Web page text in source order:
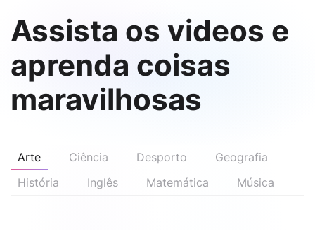
Assista os videos e
aprenda coisas
maravilhosas
Arte Ciência Desporto
Geografia
História
Inglês Matemática Música